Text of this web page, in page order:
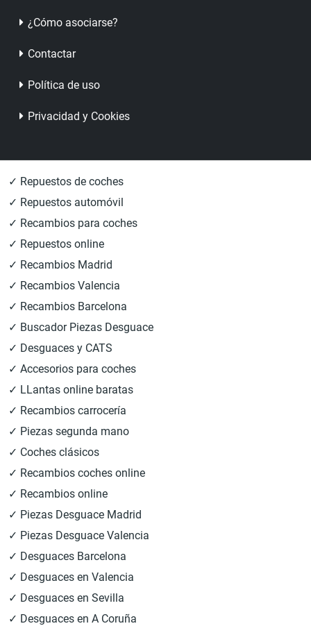
¿Cómo asociarse?
Contactar
Política de uso
Privacidad y Cookies
✓ Repuestos de coches
✓ Repuestos automóvil
✓ Recambios para coches
✓ Repuestos online
✓ Recambios Madrid
✓ Recambios Valencia
✓ Recambios Barcelona
✓ Buscador Piezas Desguace
✓ Desguaces y CATS
✓ Accesorios para coches
✓ LLantas online baratas
✓ Recambios carrocería
✓ Piezas segunda mano
✓ Coches clásicos
✓ Recambios coches online
✓ Recambios online
✓ Piezas Desguace Madrid
✓ Piezas Desguace Valencia
✓ Desguaces Barcelona
✓ Desguaces en Valencia
✓ Desguaces en Sevilla
✓ Desguaces en A Coruña